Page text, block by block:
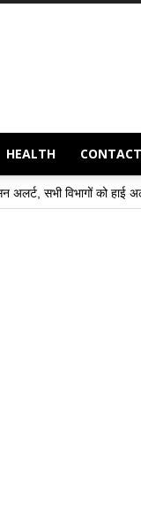
HEALTH
हाई अलर्ट पर रहने के निर्देश